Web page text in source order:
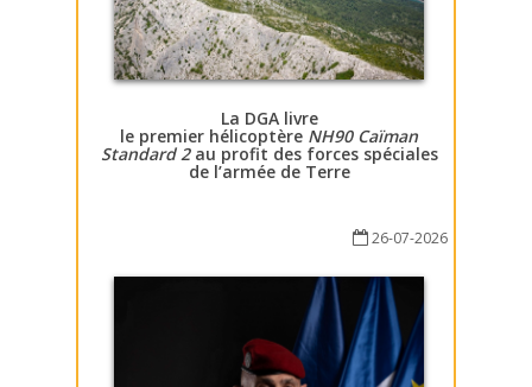
La DGA livre
le premier hélicoptère NH90 Caïman
Standard 2au profit des forces spéciales
de l’armée de Terre
26-07-2026